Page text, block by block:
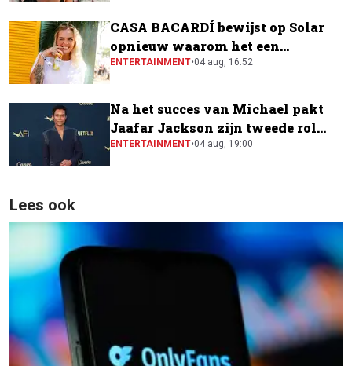
CASA BACARDÍ bewijst op Solar
opnieuw waarom het een
festivalfavoriet is
ENTERTAINMENT•04 aug, 16:52
Na het succes van Michael pakt
Jaafar Jackson zijn tweede rol
naast Will Smith
ENTERTAINMENT•04 aug, 19:00
Lees ook